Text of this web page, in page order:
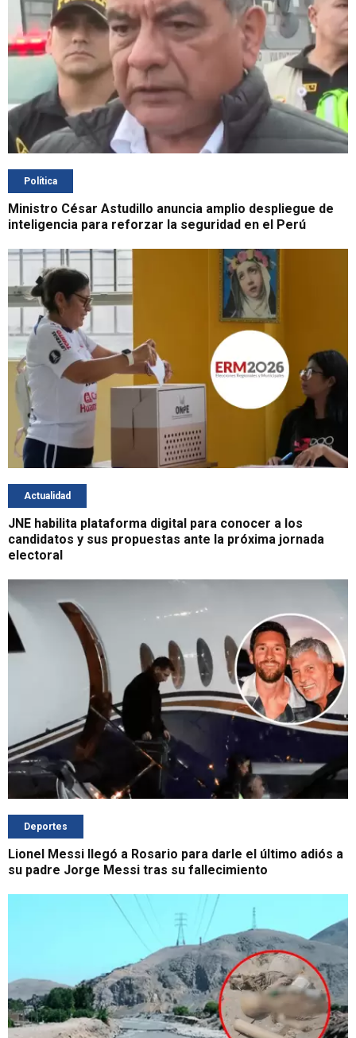
Política
Ministro César Astudillo anuncia amplio despliegue de
inteligencia para reforzar la seguridad en el Perú
Actualidad
JNE habilita plataforma digital para conocer a los
candidatos y sus propuestas ante la próxima jornada
electoral
Deportes
Lionel Messi llegó a Rosario para darle el último adiós a
su padre Jorge Messi tras su fallecimiento